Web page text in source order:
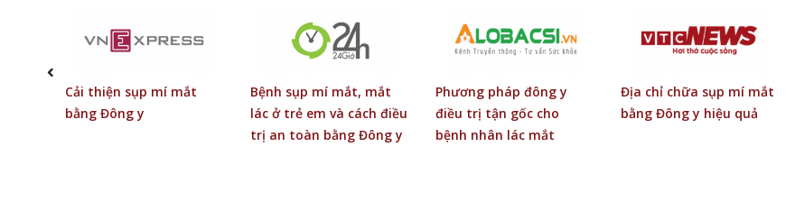
Cải thiện sụp mí mắt
bằng Đông y
Bệnh sụp mí mắt, mắt
lác ở trẻ em và cách điều
trị an toàn bằng Đông y
Phương pháp đông y
điều trị tận gốc cho
bệnh nhân lác mắt
Địa chỉ chữa sụp mí mắt
bằng Đông y hiệu quả